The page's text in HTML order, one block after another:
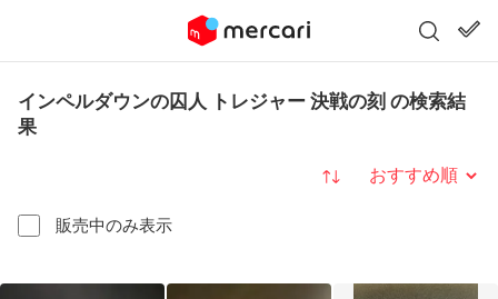
インペルダウンの囚人 トレジャー 決戦の刻 の検索結
果
販売中のみ表示
並び替え